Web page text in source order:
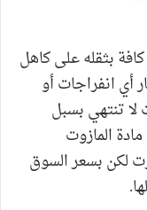
بثقله على كاهل
أي انفراجات أو
لا تنتهي بسبل
المازوت
لكن بسعر السوق